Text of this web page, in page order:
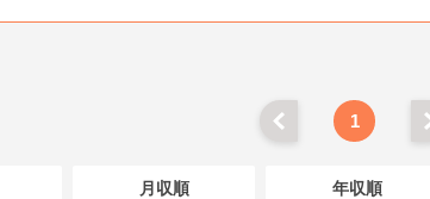
1
月収順 年収順